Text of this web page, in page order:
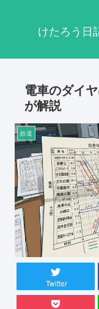
けたろう日
電車のダイ
が解説
鉄道
Twitter